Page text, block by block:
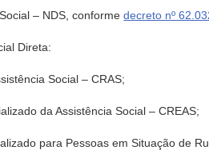
– NDS, conformedecreto nº
Direta:
Social – CRAS;
da Assistência Social – CREAS;
para Pessoas em Situação de